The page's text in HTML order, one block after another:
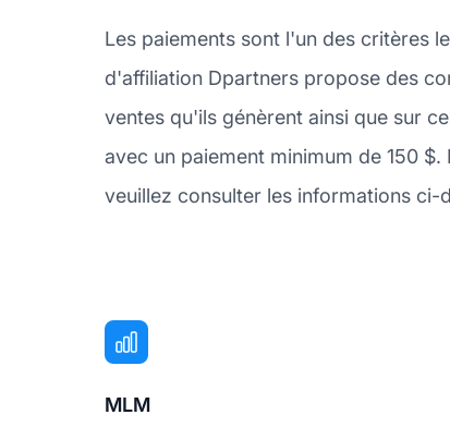
Les paiements sont l'un des critères
d'affiliation Dpartners propose des
ventes qu'ils génèrent ainsi que sur
avec un paiement minimum de 150
veuillez consulter les informations
MLM